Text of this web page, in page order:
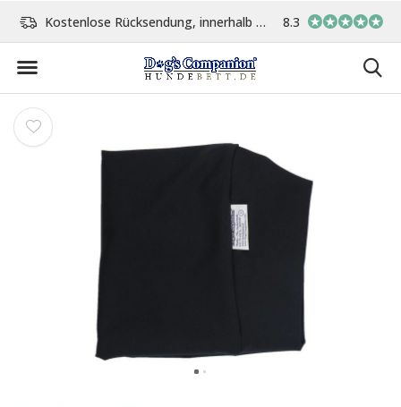
Kostenlose Rücksendung, innerhalb 14 Tage Vor 15:00 Uhr bestellt,
8.3